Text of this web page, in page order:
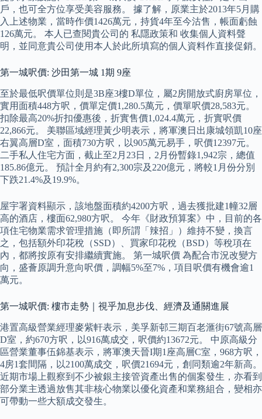
戶，也可全方位享受美容服務。 據了解，原業主於2013年5月購
入上述物業，當時作價1426萬元，持貨4年至今沽售，帳面虧蝕
126萬元。 本人已查閱貴公司的 私隱政策和 收集個人資料聲
明，並同意貴公司使用本人於此所填寫的個人資料作直接促銷。
第一城呎價: 沙田第一城 1期 9座
至於最低呎價單位則是3B座3樓D單位，屬2房開放式廚房單位，
實用面積448方呎，價單定價1,280.5萬元，價單呎價28,583元。
扣除最高20%折扣優惠後，折實售價1,024.4萬元，折實呎價
22,866元。 美聯區域經理黃少明表示，將軍澳日出康城領凱10座
右翼高層D室，面積730方呎，以905萬元易手，呎價12397元。
二手私人住宅方面，截止至2月23日，2月份暫錄1,942宗，總值
185.86億元。 預計全月約有2,300宗及220億元，將較1月份分別
下跌21.4%及19.9%。
屋宇署資料顯示，該地盤面積約4200方呎，過去獲批建1幢32層
高的酒店，樓面62,980方呎。 今年《財政預算案》中，目前的各
項住宅物業需求管理措施（即所謂「辣招」）維持不變，換言
之，包括額外印花稅（SSD）、買家印花稅（BSD）等稅項在
內，都將按原有安排繼續實施。 第一城呎價 為配合市況改變方
向，盛薈原調升意向呎價，調幅5%至7%，項目呎價有機會逾1
萬元。
第一城呎價: 樓市走勢｜視乎加息步伐、經濟及通關進展
港置高級營業經理麥紫軒表示，美孚新邨三期百老滙街67號高層
D室，約670方呎，以916萬成交，呎價約13672元。 中原高級分
區營業董事伍錦基表示，將軍澳天晉I期1座高層C室，968方呎，
4房1套間隔，以2100萬成交，呎價21694元，創同類逾2年新高。
近期市場上觀察到不少被銀主接管資產出售的個案發生，亦看到
部分業主透過放售其非核心物業以優化資產和業務組合，變相亦
可帶動一些大額成交發生。